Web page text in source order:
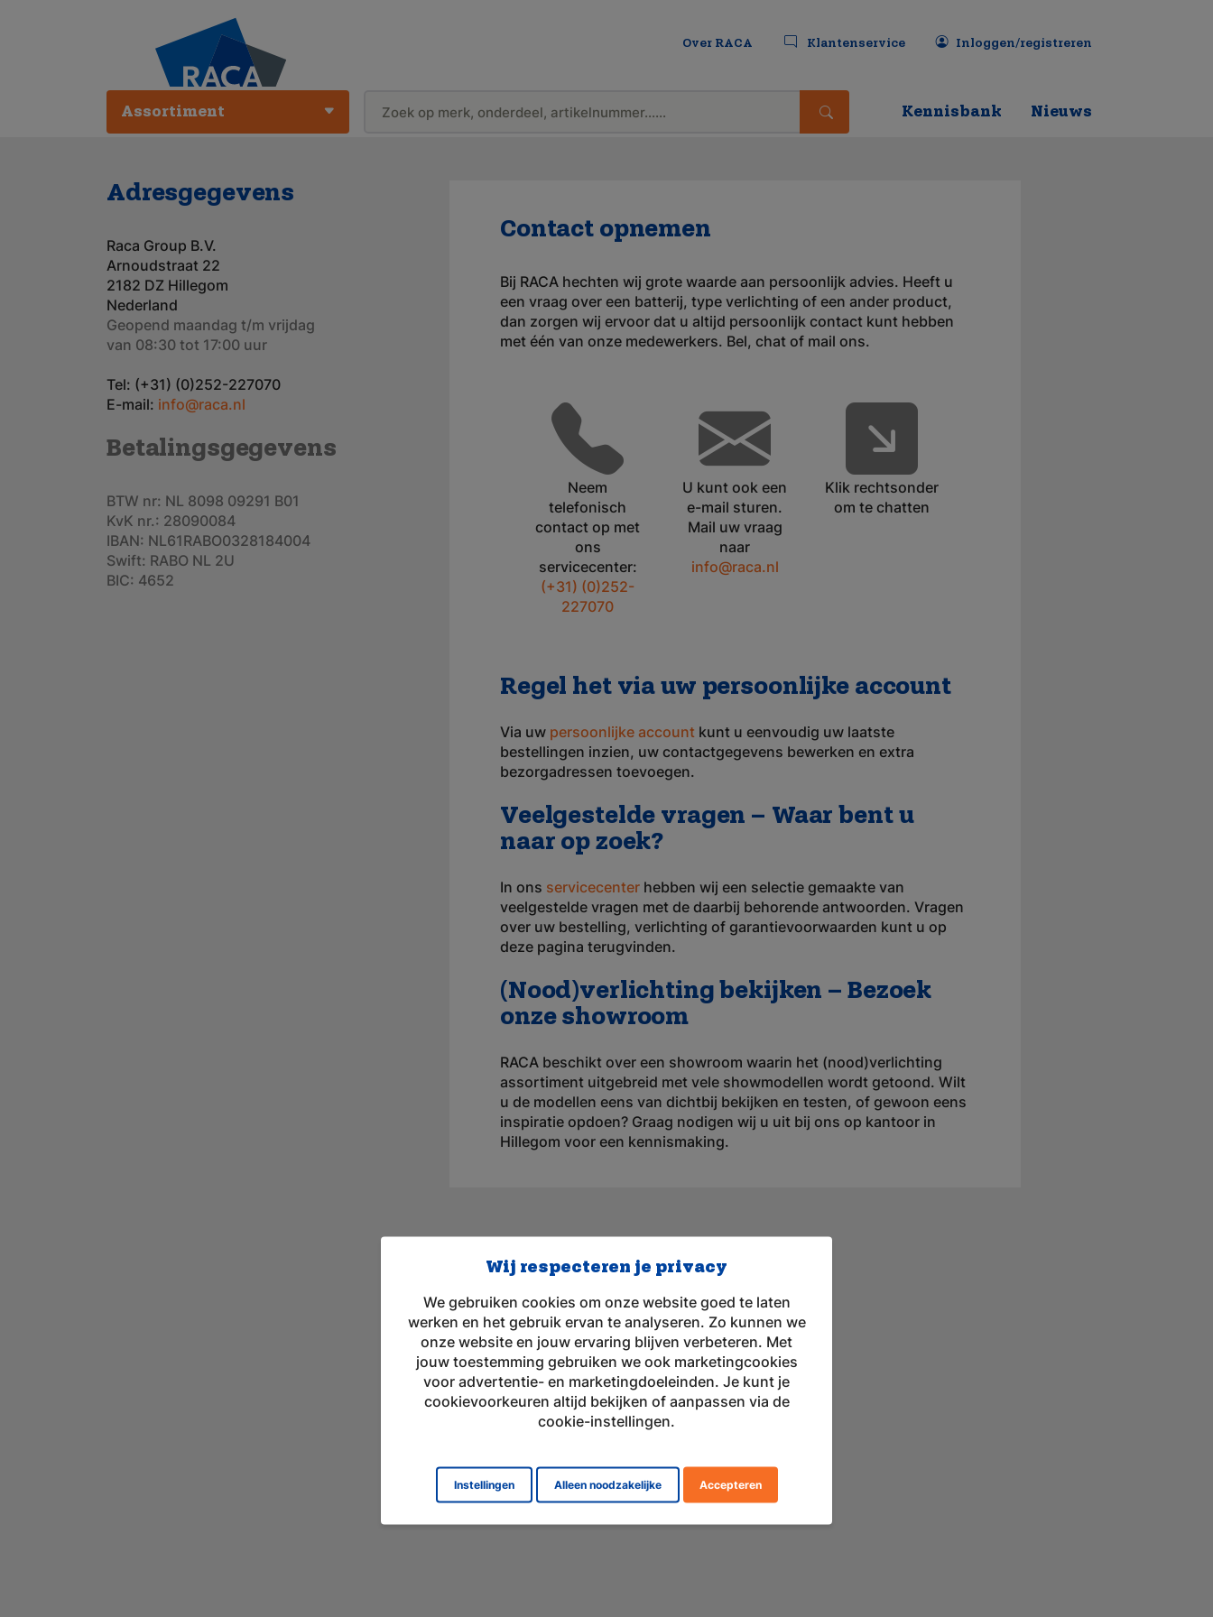
Over RACA Klantenservice Inloggen/registreren
Assortiment Kennisbank Nieuws
Adresgegevens
Raca Group B.V.
Arnoudstraat 22
2182 DZ Hillegom
Nederland
Geopend maandag t/m vrijdag
van 08:30 tot 17:00 uur
Tel: (+31) (0)252-227070
E-mail: info@raca.nl
Betalingsgegevens
BTW nr: NL 8098 09291 B01
KvK nr.: 28090084
IBAN: NL61RABO0328184004
Swift: RABO NL 2U
BIC: 4652
Contact opnemen
Bij RACA hechten wij grote waarde aan persoonlijk advies. Heeft u
een vraag over een batterij, type verlichting of een ander product,
dan zorgen wij ervoor dat u altijd persoonlijk contact kunt hebben
met één van onze medewerkers. Bel, chat of mail ons.
Neem
telefonisch
contact op met
ons
servicecenter:
(+31) (0)252-
227070
U kunt ook een
e-mail sturen.
Mail uw vraag
naar
info@raca.nl
Klik rechtsonder
om te chatten
Regel het via uw persoonlijke account
Via uw persoonlijke account kunt u eenvoudig uw laatste
bestellingen inzien, uw contactgegevens bewerken en extra
bezorgadressen toevoegen.
Veelgestelde vragen – Waar bent u
naar op zoek?
In ons servicecenter hebben wij een selectie gemaakte van
veelgestelde vragen met de daarbij behorende antwoorden. Vragen
over uw bestelling, verlichting of garantievoorwaarden kunt u op
deze pagina terugvinden.
(Nood)verlichting bekijken – Bezoek
onze showroom
RACA beschikt over een showroom waarin het (nood)verlichting
assortiment uitgebreid met vele showmodellen wordt getoond. Wilt
u de modellen eens van dichtbij bekijken en testen, of gewoon eens
inspiratie opdoen? Graag nodigen wij u uit bij ons op kantoor in
Hillegom voor een kennismaking.
Wij respecteren je privacy
We gebruiken cookies om onze website goed te laten
werken en het gebruik ervan te analyseren. Zo kunnen we
onze website en jouw ervaring blijven verbeteren. Met
jouw toestemming gebruiken we ook marketingcookies
voor advertentie- en marketingdoeleinden. Je kunt je
cookievoorkeuren altijd bekijken of aanpassen via de
cookie-instellingen.
Instellingen Alleen noodzakelijke Accepteren